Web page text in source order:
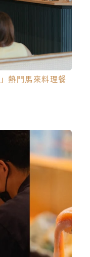
熱門馬來料理餐